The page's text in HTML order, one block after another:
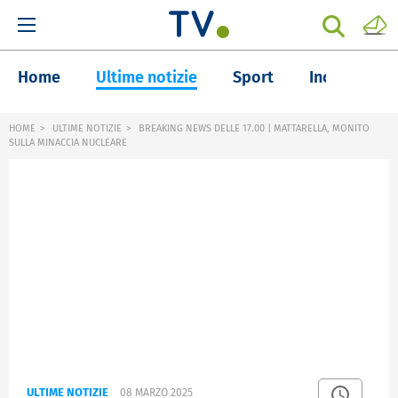
Home Ultime notizie Sport Inchieste
HOME ULTIME NOTIZIE
BREAKING NEWS DELLE 17.00 | MATTARELLA, MONITO
SULLA MINACCIA NUCLEARE
ULTIME NOTIZIE 08 MARZO 2025